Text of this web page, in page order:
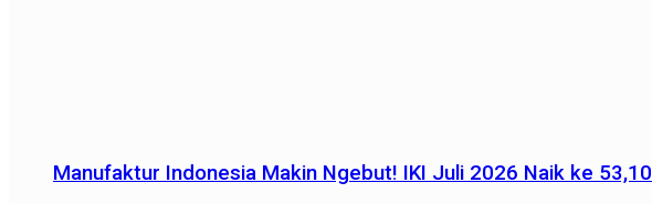
Manufaktur Indonesia Makin Ngebut! IKI Juli 2026 Naik ke 53,10